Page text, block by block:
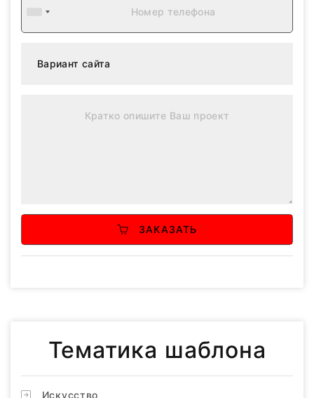
ЗАКАЗАТЬ
Тематика шаблона
Искусство